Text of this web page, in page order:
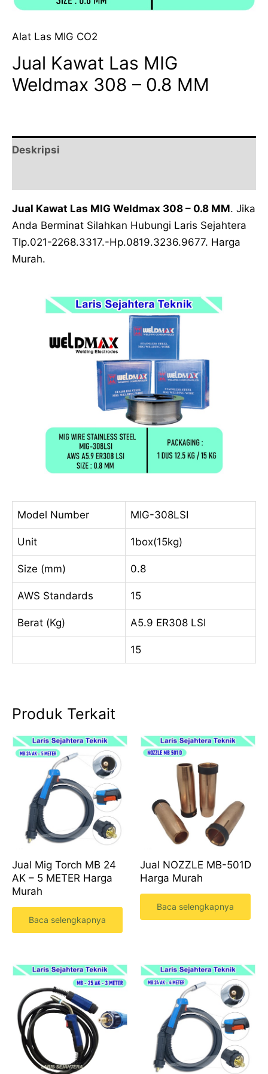
Alat Las MIG CO2
Jual Kawat Las MIG
Weldmax 308 – 0.8 MM
Deskripsi
Jual Kawat Las MIG Weldmax 308 – 0.8 MM. Jika
Anda Berminat Silahkan Hubungi Laris Sejahtera
Tlp.021-2268.3317.-Hp.0819.3236.9677. Harga
Murah.
Model Number MIG-308LSI
Unit 1box(15kg)
Size (mm) 0.8
AWS Standards 15
Berat (Kg) A5.9 ER308 LSI
15
Produk Terkait
Jual Mig Torch MB 24
AK – 5 METER Harga
Murah
Baca selengkapnya
Jual NOZZLE MB-501D
Harga Murah
Baca selengkapnya